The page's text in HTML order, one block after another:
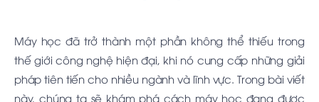
Máy học đã trở thành một phần không thể thiếu trong
thế giới công nghệ hiện đại, khi nó cung cấp những giải
pháp tiên tiến cho nhiều ngành và lĩnh vực. Trong bài viết
này, chúng ta sẽ khám phá cách máy học đang được